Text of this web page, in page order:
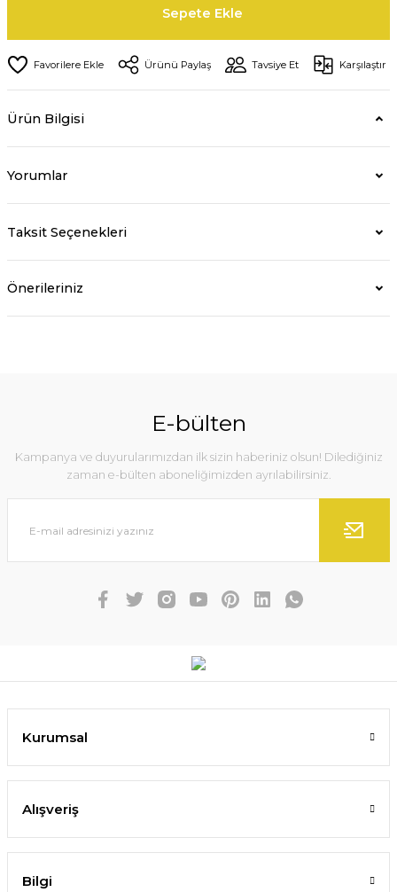
Sepete Ekle
Ürünü Paylaş Tavsiye Et Karşılaştır
Ürün Bilgisi
Yorumlar
Taksit Seçenekleri
Önerileriniz
E-bülten
Kampanya ve duyurularımızdan ilk sizin haberiniz olsun! Dilediğiniz
zaman e-bülten aboneliğimizden ayrılabilirsiniz.
Kurumsal
Alışveriş
Bilgi